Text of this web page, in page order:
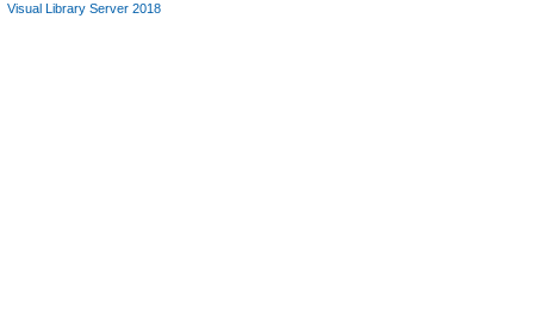
Visual Library Server 2018